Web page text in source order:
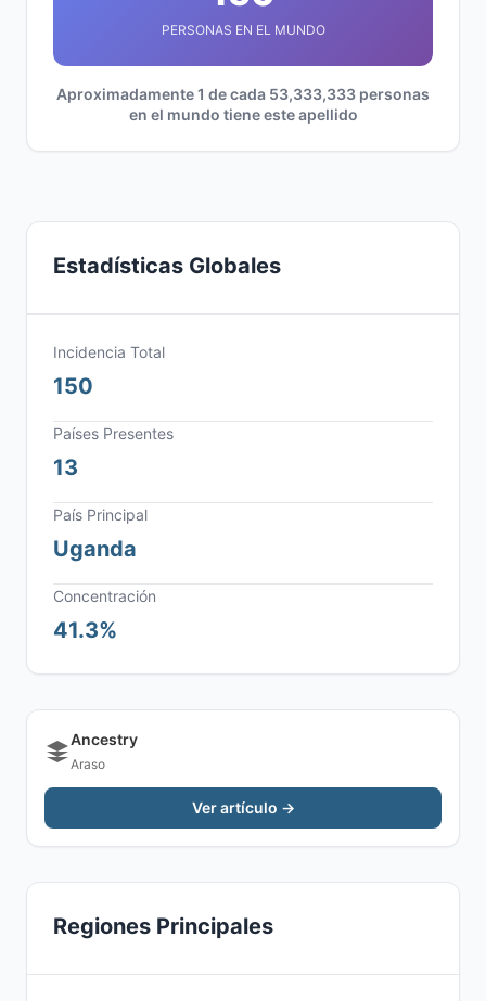
PERSONAS EN EL MUNDO
Aproximadamente 1 de cada 53,333,333 personas
en el mundo tiene este apellido
Estadísticas Globales
Incidencia Total
150
Países Presentes
13
País Principal
Uganda
Concentración
41.3%
Ancestry
Araso
Ver artículo →
Regiones Principales